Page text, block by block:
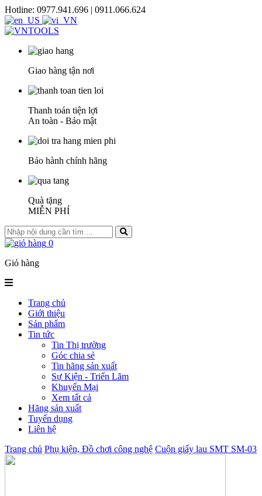
Hotline: 0977.941.696 | 0911.066.624
Giao hàng tận nơi
Thanh toán tiện lợi
An toàn - Bảo mật
Bảo hành chính hãng
Quà tặng
MIỄN PHÍ
0
Giỏ hàng
Trang chủ
Giới thiệu
Sản phẩm
Tin tức
Tin Thị trường
Góc chia sẻ
Tin hãng sản xuất
Sự Kiện - Triển Lãm
Khuyến Mại
Xem tất cả
Hãng sản xuất
Tuyển dụng
Liên hệ
Trang chủ Phụ kiện, Đồ chơi công nghệ Cuộn giấy lau SMT SM-03